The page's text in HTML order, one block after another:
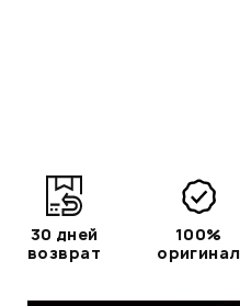
30 дней
возврат
100%
оригинал